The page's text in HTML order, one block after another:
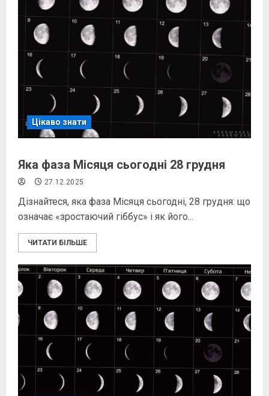
Цікаво знати
Яка фаза Місяця сьогодні 28 грудня
27.12.2025
Дізнайтеся, яка фаза Місяця сьогодні, 28 грудня: що
означає «зростаючий гіббус» і як його...
ЧИТАТИ БІЛЬШЕ